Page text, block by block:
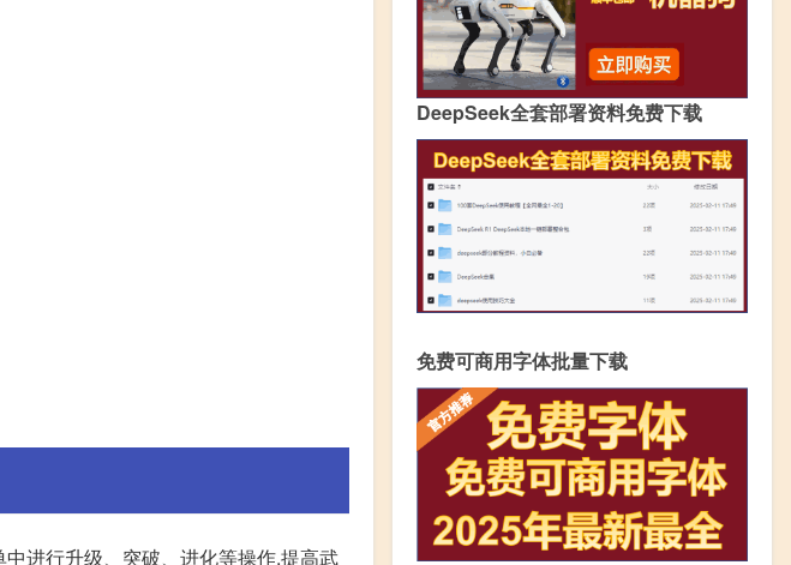
进行升级、突破、进化等操作,提高武
DeepSeek全套部署资料免费下载
免费可商用字体批量下载